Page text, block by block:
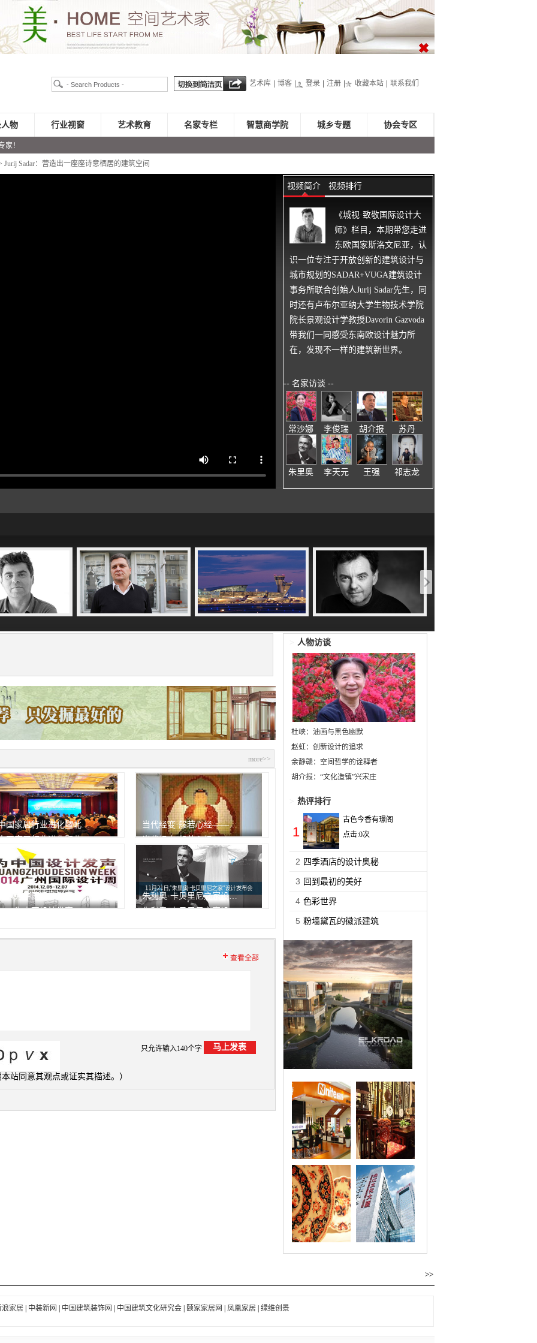
艺术库 博客 登录 注册 收藏本站 联系我们
！
物 行业视窗 艺术教育 名家专栏 智慧商学院 城乡专题 协会专区
Jurij Sadar：营造出一座座诗意栖居的建筑空间
视频简介 视频排行
《城视·致敬国际设计大
师》栏目，本期带您走进
东欧国家斯洛文尼亚，认
识一位专注于开放创新的建筑设计与
城市规划的SADAR+VUGA建筑设计
事务所联合创始人Jurij Sadar先生，同
时还有卢布尔亚纳大学生物技术学院
院长景观设计学教授Davorin Gazvoda
带我们一同感受东南欧设计魅力所
在，发现不一样的建筑新世界。
-- 名家访谈 --
常沙娜 李俊瑞 胡介报 苏丹
朱里奥 李天元 王强 祁志龙
more>>
中国家居行业进化暨北京家居行业协会2013年会
7日，中国家居行业进化
会558次
播放
当代经变·般若心经——源正禅师艺术展
2014为中国设计发声——广州设计周精彩瞬间
朱利奥·卡贝里尼之家设计发布会
查看全部
只允许输入140个字
站同意其观点或证实其描述。）
人物访谈
杜峡：油画与黑色幽默
赵虹：创新设计的追求
余静赣：空间哲学的诠释者
胡介报：“文化造镇”兴宋庄
热评排行
1
古色今香有璟阁
点击:0次
2 四季酒店的设计奥秘
3 回到最初的美好
4 色彩世界
5 粉墙黛瓦的徽派建筑
>>
浪家居| 中装新网 中国建筑装饰网 中国建筑文化研究会| 颐家家居网 凤凰家居| 绿维创景